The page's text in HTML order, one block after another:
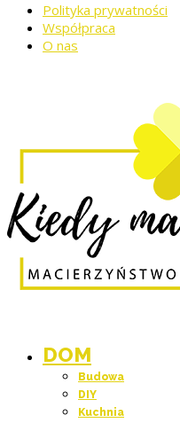
Polityka prywatności
Współpraca
O nas
DOM
Budowa
DIY
Kuchnia